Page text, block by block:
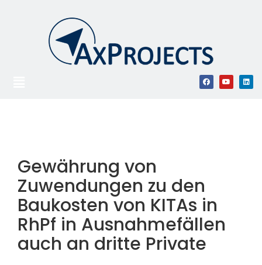
Gewährung von
Zuwendungen zu den
Baukosten von KITAs in
RhPf in Ausnahmefällen
auch an dritte Private